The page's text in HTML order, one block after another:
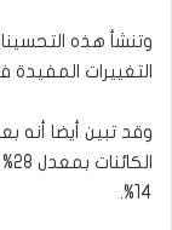
وتنشأ هذه
التغييرات
وقد تبين أيضا أنه
14%.